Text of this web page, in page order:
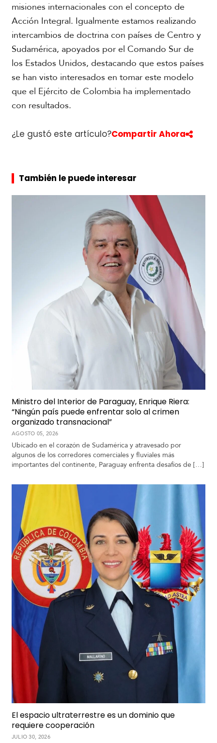
misiones internacionales con el concepto de
Acción Integral. Igualmente estamos realizando
intercambios de doctrina con países de Centro y
Sudamérica, apoyados por el Comando Sur de
los Estados Unidos, destacando que estos países
se han visto interesados en tomar este modelo
que el Ejército de Colombia ha implementado
con resultados.
¿Le gustó este artículo?Compartir Ahora
También le puede interesar
Ministro del Interior de Paraguay, Enrique Riera:
“Ningún país puede enfrentar solo al crimen
organizado transnacional”
AGOSTO 05, 2026
Ubicado en el corazón de Sudamérica y atravesado por
algunos de los corredores comerciales y fluviales más
importantes del continente, Paraguay enfrenta desafíos de […]
El espacio ultraterrestre es un dominio que
requiere cooperación
JULIO 30, 2026